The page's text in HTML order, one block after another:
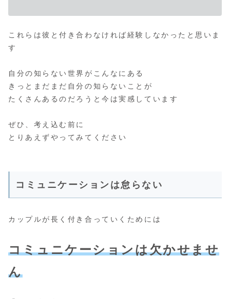
これらは彼と付き合わなければ経験しなかったと思いま
す
自分の知らない世界がこんなにある
きっとまだまだ自分の知らないことが
たくさんあるのだろうと今は実感しています
ぜひ、考え込む前に
とりあえずやってみてください
コミュニケーションは怠らない
カップルが長く付き合っていくためには
コミュニケーションは欠かせませ
ん